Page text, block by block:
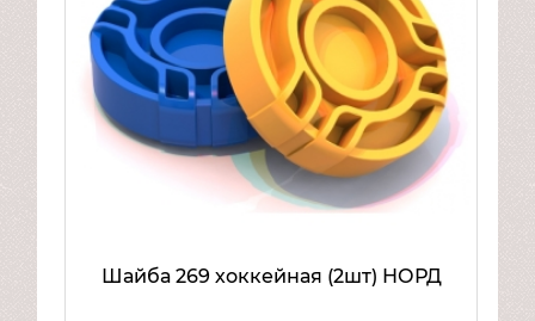
Шайба 269 хоккейная (2шт) НОРД